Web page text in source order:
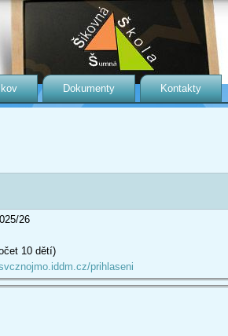
Dokumenty Kontakty
26
10 dětí)
prihlaseni